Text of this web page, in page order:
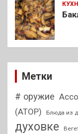
Метки
# оружие
(АТОР)
Блюда из
духовке